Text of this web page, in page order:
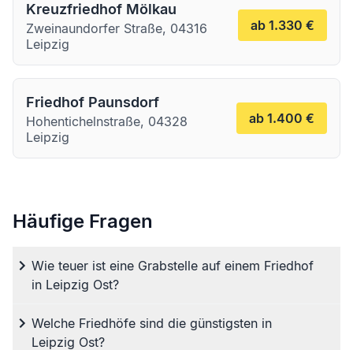
Kreuzfriedhof Mölkau
Zweinaundorfer Straße, 04316
Leipzig
ab 1.330 €
Friedhof Paunsdorf
Hohentichelnstraße, 04328
Leipzig
ab 1.400 €
Häufige Fragen
Wie teuer ist eine Grabstelle auf einem Friedhof
in Leipzig Ost?
Welche Friedhöfe sind die günstigsten in
Leipzig Ost?